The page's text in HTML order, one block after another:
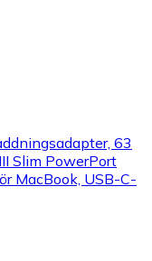
63
Slim PowerPort
MacBook, USB-C-